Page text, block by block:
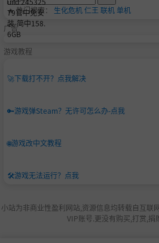
🔥 热门搜索： 生化危机仁王 联机单机
广告
游戏教程
🚀下载打不开？点我解决
🔑游戏弹Steam？无许可怎么办-点我
🌐游戏改中文教程
🛠️游戏无法运行？点我
小站为非商业性盈利网站,资源信息均转载自互联
VIP账号.更没有购买,打赏,捐